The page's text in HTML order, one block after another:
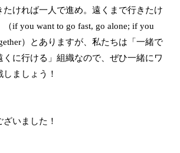
たければ一人で進め。遠くまで行きたけ
if you want to go fast, go alone; if you
）とありますが、私たちは「一緒で
くに行ける」組織なので、ぜひ一緒にワ
ましょう！
いました！